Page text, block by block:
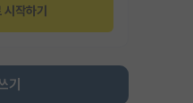
시작하기
기